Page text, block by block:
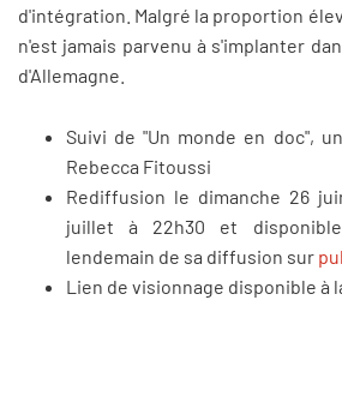
d'intégration. Malgré la proportion
n'est jamais parvenu à s'implanter
d'Allemagne.
Suivi de "Un monde en doc",
Rebecca Fitoussi
Rediffusion le dimanche 26
juillet à 22h30 et
lendemain de sa diffusion sur
Lien de visionnage disponible à